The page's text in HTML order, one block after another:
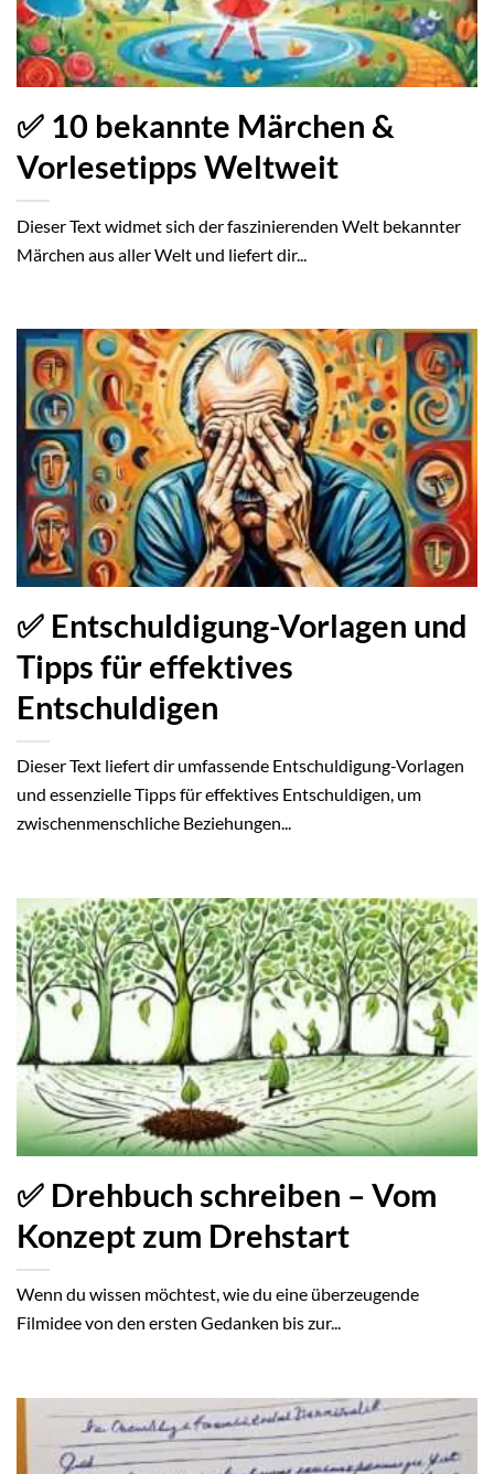
✅ 10 bekannte Märchen &
Vorlesetipps Weltweit
Dieser Text widmet sich der faszinierenden Welt bekannter
Märchen aus aller Welt und liefert dir...
✅ Entschuldigung-Vorlagen und
Tipps für effektives
Entschuldigen
Dieser Text liefert dir umfassende Entschuldigung-Vorlagen
und essenzielle Tipps für effektives Entschuldigen, um
zwischenmenschliche Beziehungen...
✅ Drehbuch schreiben – Vom
Konzept zum Drehstart
Wenn du wissen möchtest, wie du eine überzeugende
Filmidee von den ersten Gedanken bis zur...